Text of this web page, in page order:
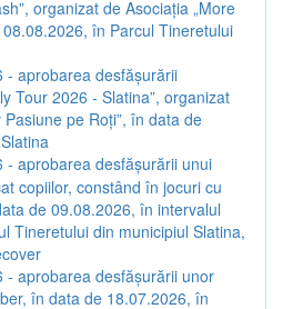
organizat de Asociația „More
în Parcul Tineretului
- aprobarea desfășurării
Tour 2026 - Slatina”, organizat
pe Roți”, în data de
- aprobarea desfășurării unui
copiilor, constând în jocuri cu
de 09.08.2026, în intervalul
Tineretului din municipiul Slatina,
- aprobarea desfășurării unor
în data de 18.07.2026, în